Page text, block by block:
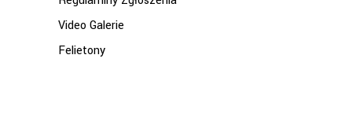
Video Galerie
Felietony